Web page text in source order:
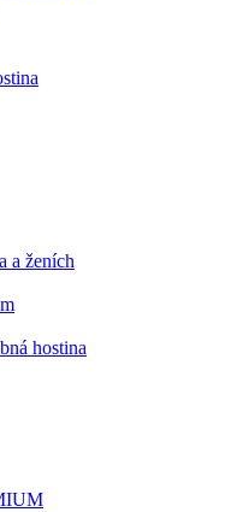
a ženích
hostina